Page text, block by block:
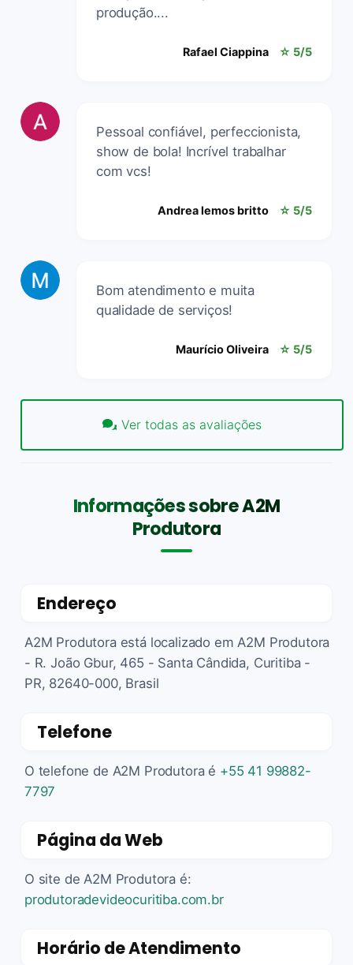
produção....
Rafael Ciappina ☆ 5/5
Pessoal confiável, perfeccionista,
show de bola! Incrível trabalhar
com vcs!
Andrea lemos britto ☆ 5/5
Bom atendimento e muita
qualidade de serviços!
Maurício Oliveira ☆ 5/5
Ver todas as avaliações
Informações sobre A2M
Produtora
Endereço
A2M Produtora está localizado em A2M Produtora
- R. João Gbur, 465 - Santa Cândida, Curitiba -
PR, 82640-000, Brasil
Telefone
O telefone de A2M Produtora é +55 41 99882-
7797
Página da Web
O site de A2M Produtora é:
produtoradevideocuritiba.com.br
Horário de Atendimento